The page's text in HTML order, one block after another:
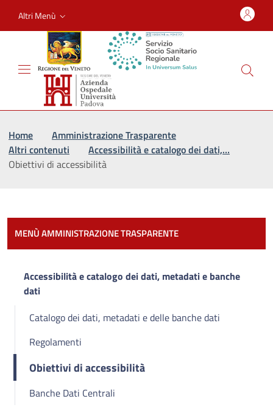
Altri Menù
Home
Amministrazione Trasparente
Altri contenuti
Accessibilità e catalogo dei dati,…
Obiettivi di accessibilità
MENÙ AMMINISTRAZIONE TRASPARENTE
Accessibilità e catalogo dei dati, metadati e banche
dati
Catalogo dei dati, metadati e delle banche dati
Regolamenti
Obiettivi di accessibilità
Banche Dati Centrali